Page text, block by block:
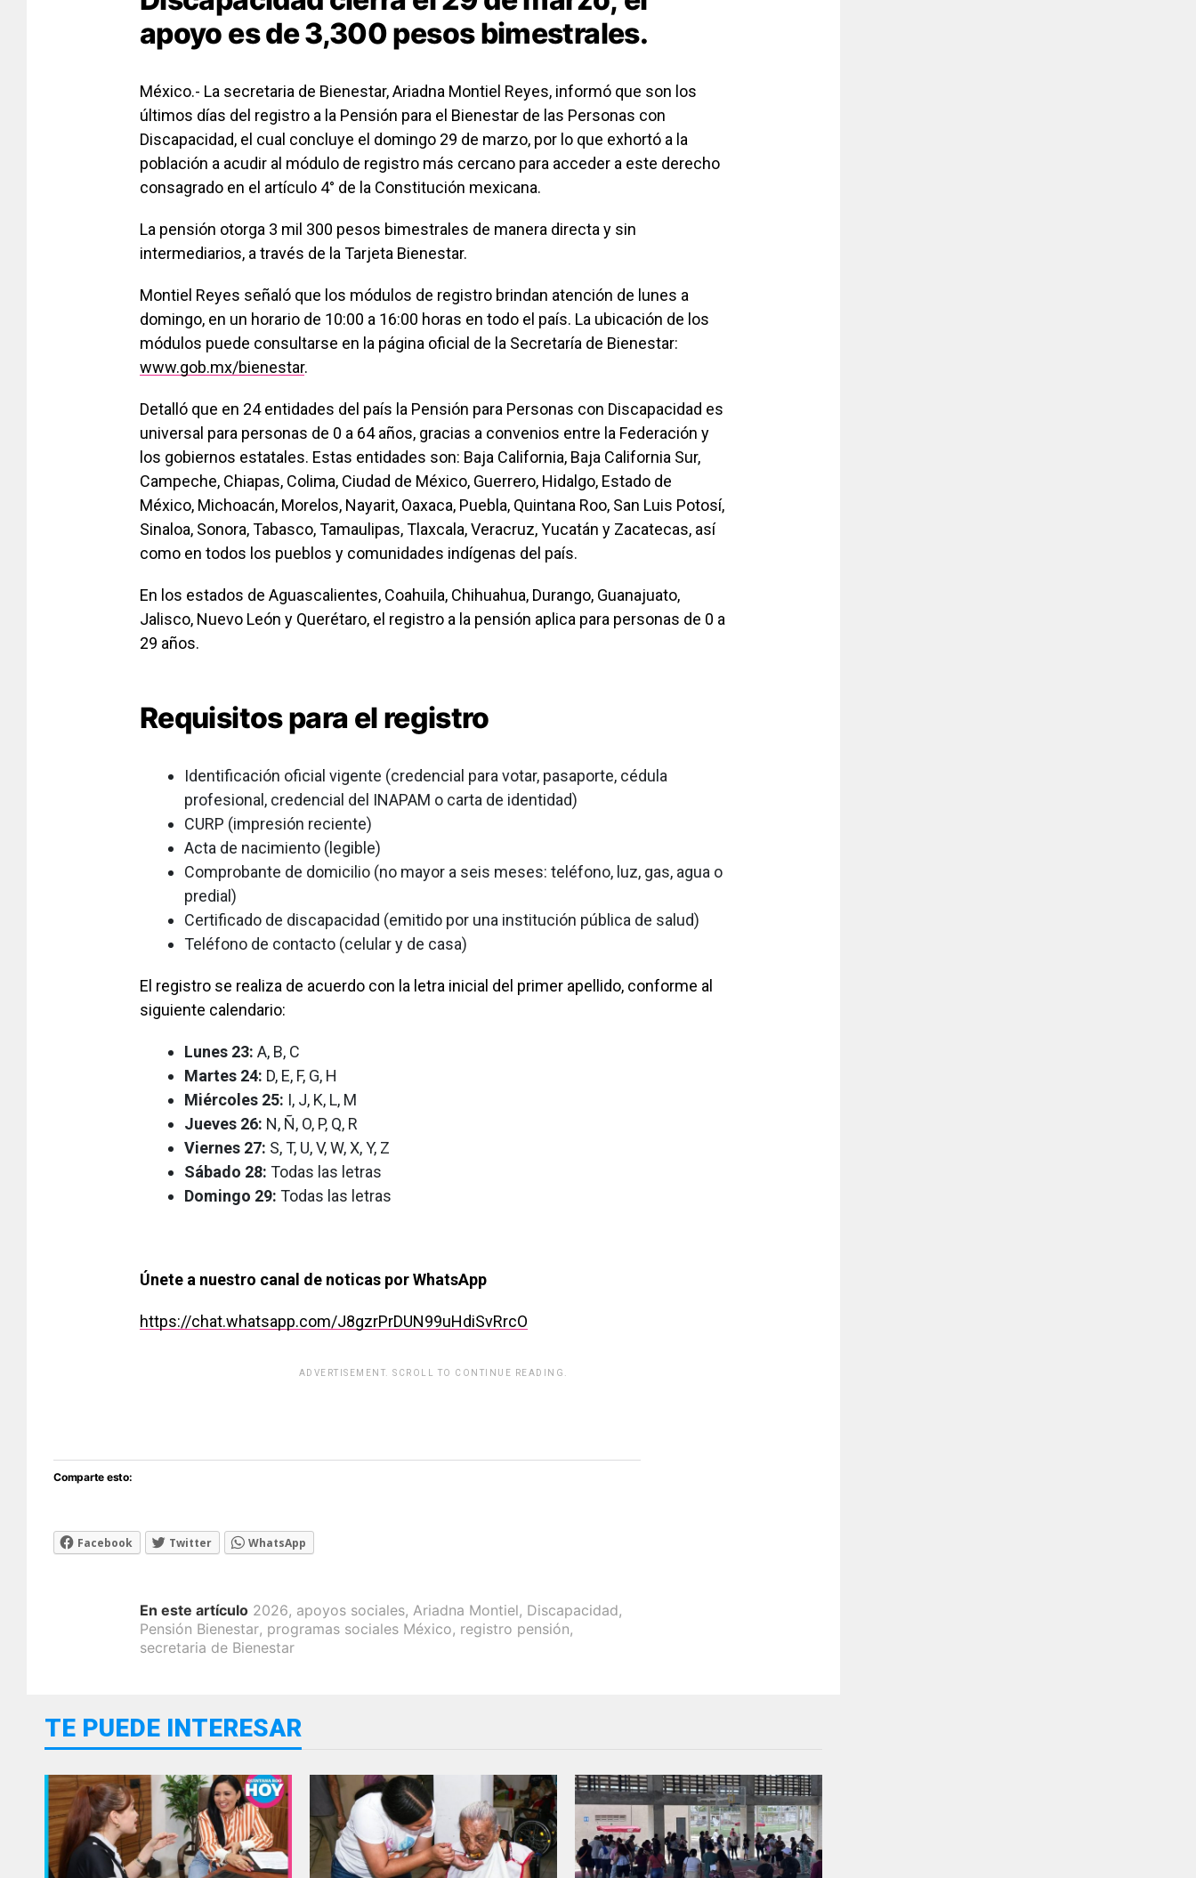
apoyo es de 3,300 pesos bimestrales.
México.- La secretaria de Bienestar,Ariadna Montiel Reyes, informó que son los
últimos días del registro a la Pensión para el Bienestar de las Personas con
Discapacidad, el cual concluye el domingo 29 de marzo, por lo que exhortó a la
población a acudir al módulo de registro más cercano para acceder a este derecho
consagrado en el artículo 4° de la Constitución mexicana.
La pensión otorga 3 mil 300 pesos bimestrales de manera directa y sin
intermediarios, a través de la Tarjeta Bienestar.
Montiel Reyes señaló que los módulos de registro brindan atención de lunes a
domingo, en un horario de 10:00 a 16:00 horas en todo el país. La ubicación de los
módulos puede consultarse en la página oficial de la Secretaría de Bienestar:
www.gob.mx/bienestar.
Detalló que en 24 entidades del país la Pensión para Personas con Discapacidad es
universal para personas de 0 a 64 años, gracias a convenios entre la Federación y
los gobiernos estatales. Estas entidades son: Baja California, Baja California Sur,
Campeche, Chiapas, Colima, Ciudad de México, Guerrero, Hidalgo, Estado de
México, Michoacán, Morelos, Nayarit, Oaxaca, Puebla, Quintana Roo, San Luis Potosí,
Sinaloa, Sonora, Tabasco, Tamaulipas, Tlaxcala, Veracruz, Yucatán y Zacatecas, así
como en todos los pueblos y comunidades indígenas del país.
En los estados de Aguascalientes, Coahuila, Chihuahua, Durango, Guanajuato,
Jalisco, Nuevo León y Querétaro, el registro a la pensión aplica para personas de 0 a
29 años.
Requisitos para el registro
Identificación oficial vigente (credencial para votar, pasaporte, cédula
profesional, credencial del INAPAM o carta de identidad)
CURP (impresión reciente)
Acta de nacimiento (legible)
Comprobante de domicilio (no mayor a seis meses: teléfono, luz, gas, agua o
predial)
Certificado de discapacidad (emitido por una institución pública de salud)
Teléfono de contacto (celular y de casa)
El registro se realiza de acuerdo con la letra inicial del primer apellido, conforme al
siguiente calendario:
Lunes 23: A, B, C
Martes 24: D, E, F, G, H
Miércoles 25: I, J, K, L, M
Jueves 26: N, Ñ, O, P, Q, R
Viernes 27: S, T, U, V, W, X, Y, Z
Sábado 28: Todas las letras
Domingo 29: Todas las letras
Únete a nuestro canal de noticas por WhatsApp
https://chat.whatsapp.com/J8gzrPrDUN99uHdiSvRrcO
ADVERTISEMENT. SCROLL TO CONTINUE READING.
Comparte esto:
Facebook Twitter WhatsApp
En este artículo 2026, apoyos sociales, Ariadna Montiel, Discapacidad,
Pensión Bienestar, programas sociales México, registro pensión,
secretaria de Bienestar
TE PUEDE INTERESAR